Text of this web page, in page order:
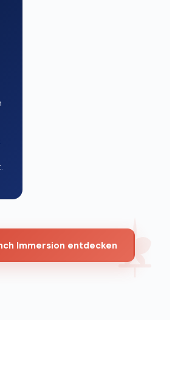
Immersion entdecken